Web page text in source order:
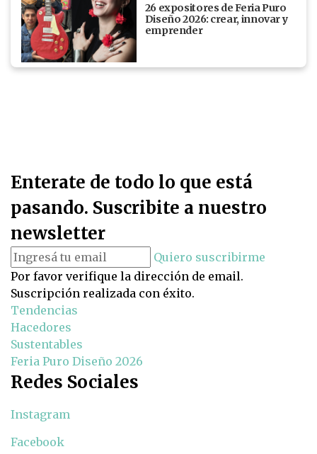
26 expositores de Feria Puro
Diseño 2026: crear, innovar y
emprender
Enterate de todo lo que está
pasando. Suscribite a nuestro
newsletter
Quiero suscribirme
Por favor verifique la dirección de email.
Suscripción realizada con éxito.
Tendencias
Hacedores
Sustentables
Feria Puro Diseño 2026
Redes Sociales
Instagram
Facebook